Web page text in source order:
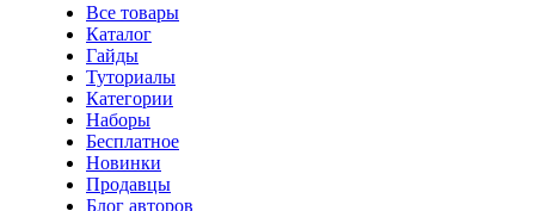
Все товары
Каталог
Гайды
Туториалы
Категории
Наборы
Бесплатное
Новинки
Продавцы
Блог авторов